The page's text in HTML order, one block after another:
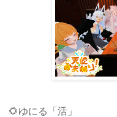
🌻ゆにる「活」